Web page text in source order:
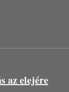
az elejére